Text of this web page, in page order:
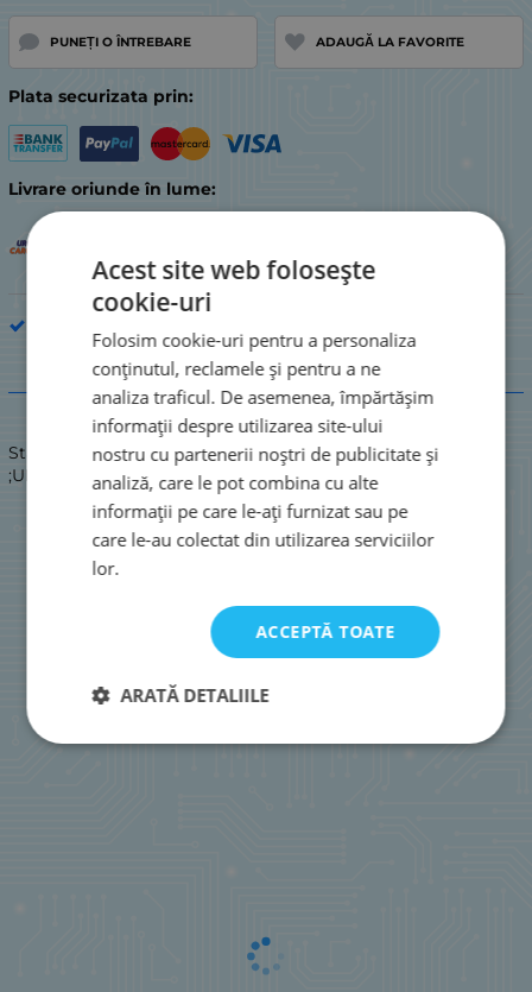
PUNEȚI O ÎNTREBARE ADAUGĂ LA FAVORITE
Plata securizata prin:
Livrare oriunde în lume:
Descriere
Stare: NOU / NOU
;UNITATE DE CONTROL AEG 64543054
Acest site web folosește
cookie-uri
Folosim cookie-uri pentru a personaliza
conținutul, reclamele și pentru a ne
analiza traficul. De asemenea, împărtășim
informații despre utilizarea site-ului
nostru cu partenerii noștri de publicitate și
analiză, care le pot combina cu alte
informații pe care le-ați furnizat sau pe
care le-au colectat din utilizarea serviciilor
lor.
ACCEPTĂ TOATE
ARATĂ DETALIILE